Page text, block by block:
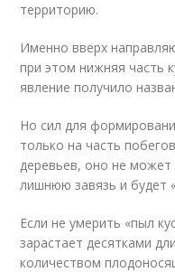
территорию.
Именно вверх
при этом нижняя часть
явление получило
Но сил для
только на часть
деревьев, оно не может
лишнюю завязь и будет
Если не умерить «пыл
зарастает десятками
количеством